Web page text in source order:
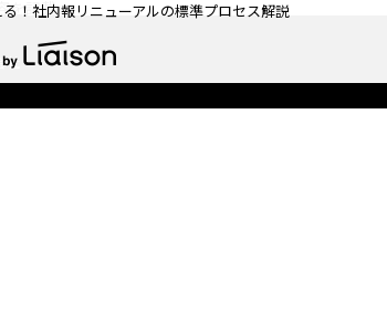
る！社内報リニューアルの標準プロセス解説
を記載
社